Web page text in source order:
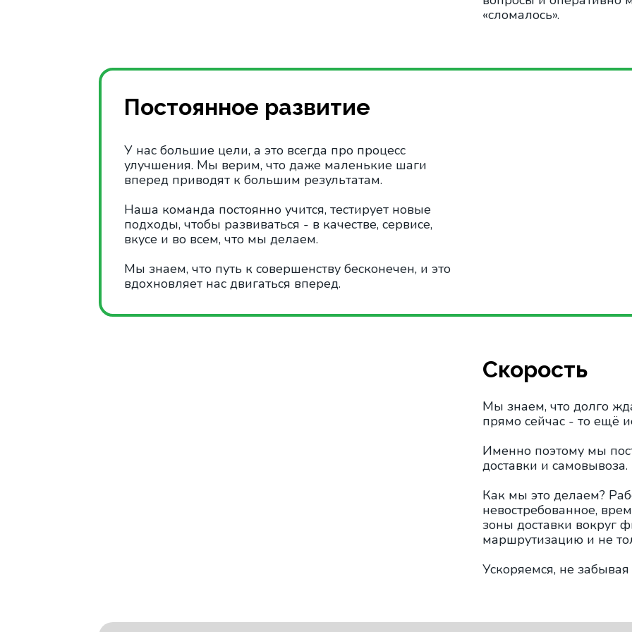
«сломалось».
Постоянное развитие
У нас большие цели, а это всегда про процесс
улучшения. Мы верим, что даже маленькие шаги
вперед приводят к большим результатам.
Наша команда постоянно учится, тестирует новые
подходы, чтобы развиваться - в качестве, сервисе,
вкусе и во всем, что мы делаем.
Мы знаем, что путь к совершенству бесконечен, и это
вдохновляет нас двигаться вперед.
Скорость
Мы знаем, что долго
прямо сейчас - то ещё
Именно поэтому мы
доставки и самовывоза.
Как мы это делаем?
невостребованное,
зоны доставки вокруг
маршрутизацию и не
Ускоряемся, не забывая